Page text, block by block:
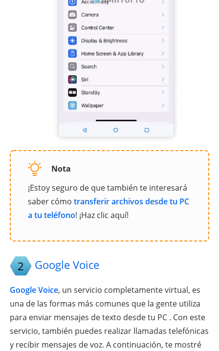
Nota
¡Estoy seguro de que también te interesará
saber cómo transferir archivos desde tu PC
a tu teléfono! ¡Haz clic aquí!
2 Google Voice
Google Voice, un servicio completamente virtual, es
una de las formas más comunes que la gente utiliza
para enviar mensajes de texto desde tu PC . Con este
servicio, también puedes realizar llamadas telefónicas
y recibir mensajes de voz. A continuación, te mostré